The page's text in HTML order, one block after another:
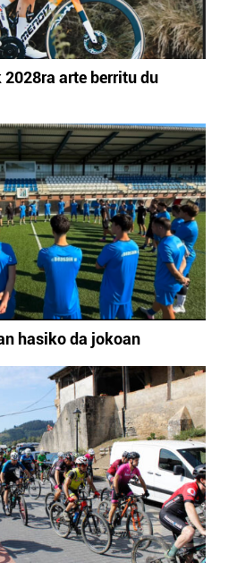
arte berritu du
hasiko da jokoan